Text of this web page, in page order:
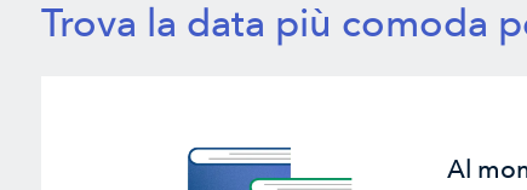
Trova la data più comoda
Al